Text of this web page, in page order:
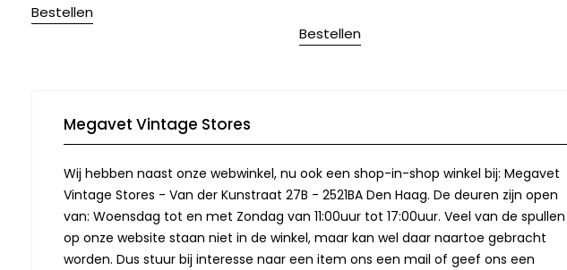
Bestellen
Bestellen
Megavet Vintage Stores
Wij hebben naast onze webwinkel, nu ook een shop-in-shop winkel bij: Megavet
Vintage Stores - Van der Kunstraat 27B - 2521BA Den Haag. De deuren zijn open
van: Woensdag tot en met Zondag van 11:00uur tot 17:00uur. Veel van de spullen
op onze website staan niet in de winkel, maar kan wel daar naartoe gebracht
worden. Dus stuur bij interesse naar een item ons een mail of geef ons een